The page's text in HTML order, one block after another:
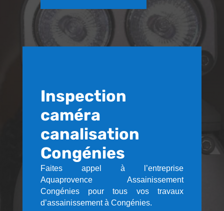
Inspection
caméra
canalisation
Congénies
Faites appel à l’entreprise
Aquaprovence Assainissement
Congénies pour tous vos travaux
d’assainissement à Congénies.